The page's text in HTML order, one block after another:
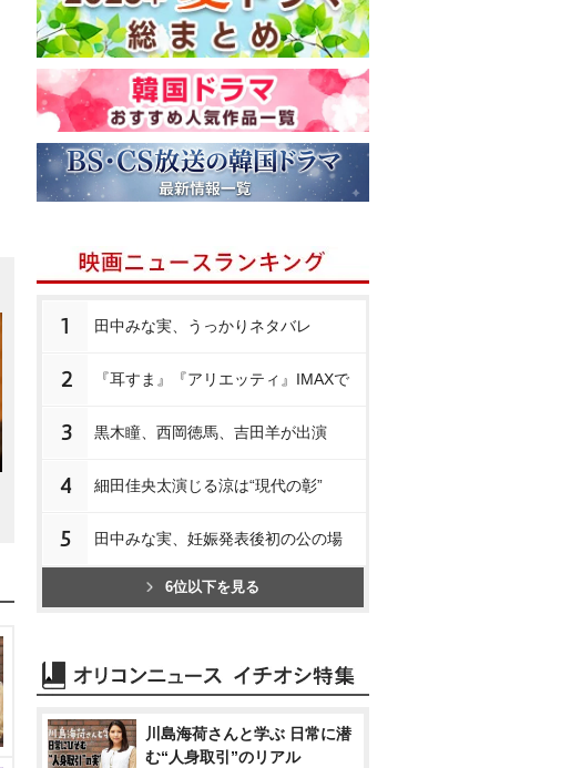
1 田中みな実、うっかりネタバレ
2 『耳すま』『アリエッティ』IMAXで
3 黒木瞳、西岡徳馬、吉田羊が出演
4 細田佳央太演じる涼は“現代の彰”
5 田中みな実、妊娠発表後初の公の場
6位以下を見る
川島海荷さんと学ぶ 日常に潜
む“人身取引”のリアル